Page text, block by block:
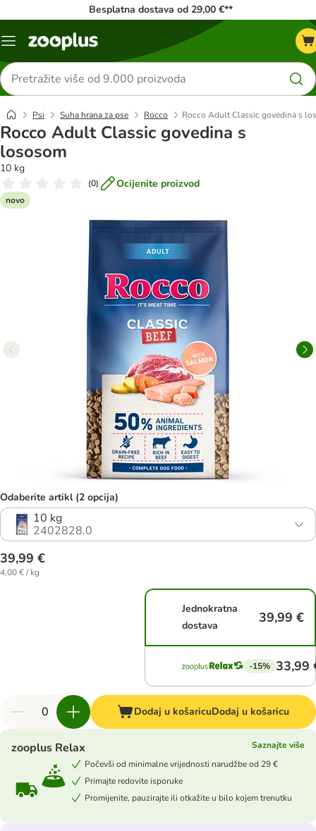
Besplatna dostava od 29,00 €**
Izbornik
Traži
proizvode
Psi Suha hrana za pse Rocco Rocco Adult Classic govedina s
Rocco Adult Classic govedina s
lososom
10 kg
(0) Ocijenite proizvod
novo
Odaberite artikl (2 opcija)
10 kg
2402828.0
39,99 €
4,00 € / kg
Jednokratna
dostava
39,99 €
-15% 33,99
Dodaj u košaricuDodaj u košaricu
zooplus Relax
Saznajte više
Počevši od minimalne vrijednosti narudžbe od 29 €
Primajte redovite isporuke
Promijenite, pauzirajte ili otkažite u bilo kojem trenutku